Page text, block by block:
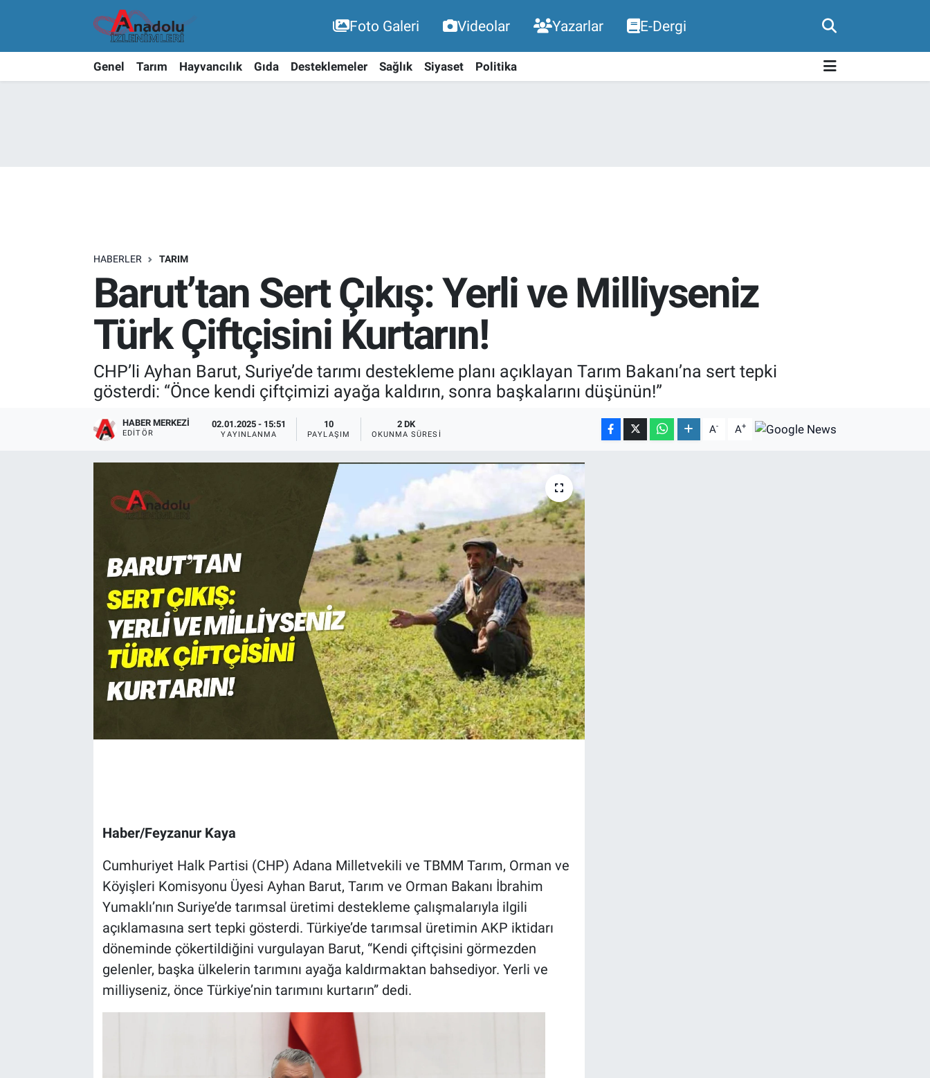
Foto Galeri Videolar Yazarlar E-Dergi
Genel Tarım Hayvancılık Gıda Desteklemeler Sağlık Siyaset Politika
HABERLER TARIM
Barut’tan Sert Çıkış: Yerli ve Milliyseniz
Türk Çiftçisini Kurtarın!
CHP’li Ayhan Barut, Suriye’de tarımı destekleme planı açıklayan Tarım Bakanı’na sert tepki
gösterdi: “Önce kendi çiftçimizi ayağa kaldırın, sonra başkalarını düşünün!”
HABER MERKEZI
EDITÖR
02.01.2025 - 15:51
YAYINLANMA
10
PAYLAŞIM
2 DK
OKUNMA SÜRESI A- A+
Haber/Feyzanur Kaya
Cumhuriyet Halk Partisi (CHP) Adana Milletvekili ve TBMM Tarım, Orman ve
Köyişleri Komisyonu Üyesi Ayhan Barut, Tarım ve Orman Bakanı İbrahim
Yumaklı’nın Suriye’de tarımsal üretimi destekleme çalışmalarıyla ilgili
açıklamasına sert tepki gösterdi. Türkiye’de tarımsal üretimin AKP iktidarı
döneminde çökertildiğini vurgulayan Barut, “Kendi çiftçisini görmezden
gelenler, başka ülkelerin tarımını ayağa kaldırmaktan bahsediyor. Yerli ve
milliyseniz, önce Türkiye’nin tarımını kurtarın” dedi.